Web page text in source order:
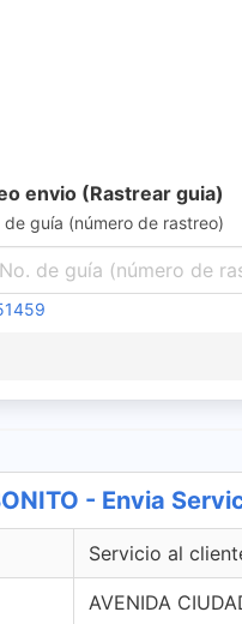
envio (Rastrear guia)
de guía (número de rastreo)
- Envia
Servicio al
AVENIDA